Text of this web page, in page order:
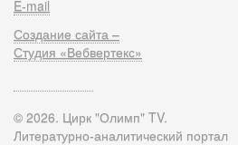
E-mail
Создание сайта –
Студия «Вебвертекс»
© 2026. Цирк "Олимп" TV.
Литературно-аналитический портал